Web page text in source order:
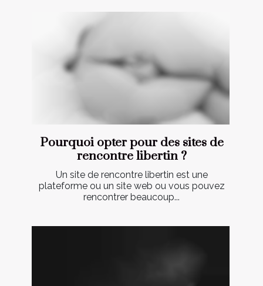
Pourquoi opter pour des sites de
rencontre libertin ?
Un site de rencontre libertin est une
plateforme ou un site web ou vous pouvez
rencontrer beaucoup...